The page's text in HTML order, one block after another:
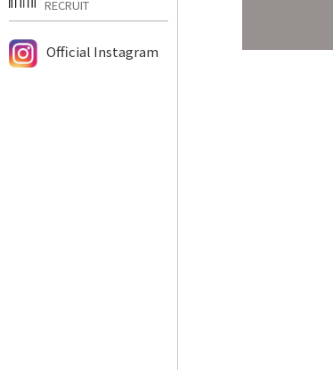
RECRUIT
Official Instagram